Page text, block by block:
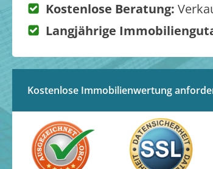
Kostenlose Beratung:
Langjährige
Kostenlose Immobilienwertung